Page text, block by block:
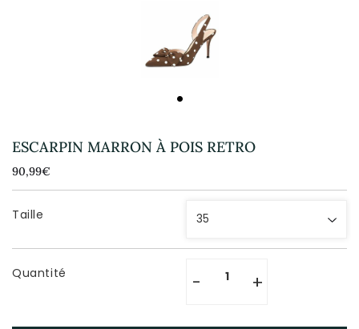
ESCARPIN MARRON À POIS RETRO
90,99€
Unit
price
Taille
Quantité - +